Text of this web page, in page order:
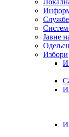
Јавне
Избори